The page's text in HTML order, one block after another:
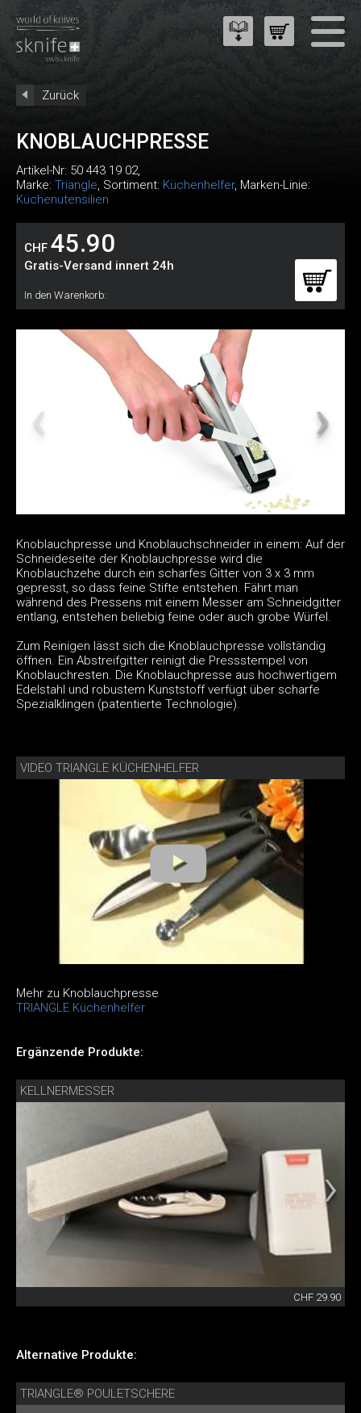
Zurück
KNOBLAUCHPRESSE
Artikel-Nr: 50 443 19 02,
Marke: Triangle, Sortiment: Küchenhelfer, Marken-Linie:
Küchenutensilien
CHF 45.90
Gratis-Versand innert 24h
In den Warenkorb:
Knoblauchpresse und Knoblauchschneider in einem: Auf der
Schneideseite der Knoblauchpresse wird die
Knoblauchzehe durch ein scharfes Gitter von 3 x 3 mm
gepresst, so dass feine Stifte entstehen. Fährt man
während des Pressens mit einem Messer am Schneidgitter
entlang, entstehen beliebig feine oder auch grobe Würfel.
Zum Reinigen lässt sich die Knoblauchpresse vollständig
öffnen. Ein Abstreifgitter reinigt die Pressstempel von
Knoblauchresten. Die Knoblauchpresse aus hochwertigem
Edelstahl und robustem Kunststoff verfügt über scharfe
Spezialklingen (patentierte Technologie).
VIDEO TRIANGLE KÜCHENHELFER
Mehr zu Knoblauchpresse
TRIANGLE Küchenhelfer
Ergänzende Produkte:
KELLNERMESSER
CHF 29.90
Alternative Produkte:
TRIANGLE® POULETSCHERE